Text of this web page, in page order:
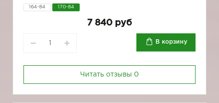
164-84 170-84
7 840 руб
В корзину
Читать отзывы 0